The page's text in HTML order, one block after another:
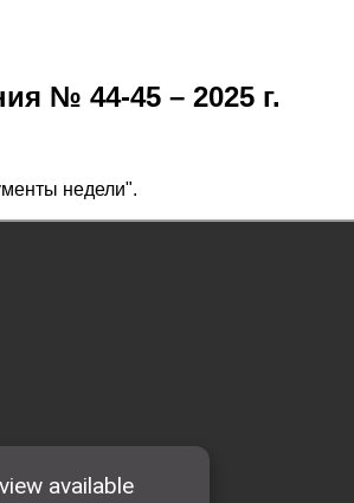
№ 44-45 – 2025 г.
недели".